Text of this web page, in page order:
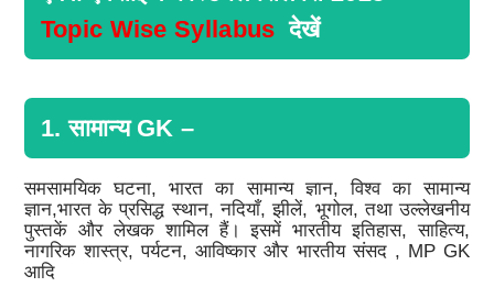
Topic Wise Syllabus देखें
1. सामान्य GK –
समसामयिक घटना, भारत का सामान्य ज्ञान, विश्व का सामान्य
ज्ञान,भारत के प्रसिद्ध स्थान, नदियाँ, झीलें, भूगोल, तथा उल्लेखनीय
पुस्तकें और लेखक शामिल हैं। इसमें भारतीय इतिहास, साहित्य,
नागरिक शास्त्र, पर्यटन, आविष्कार और भारतीय संसद , MP GK
आदि